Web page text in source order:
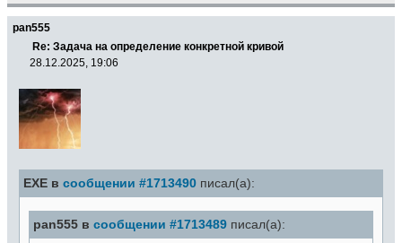
pan555
Re: Задача на определение конкретной кривой
28.12.2025, 19:06
EXE в сообщении #1713490 писал(а):
pan555 в сообщении #1713489 писал(а):